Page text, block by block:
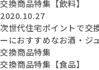
交換商品特集【飲料】
2020.10.27
次世代住宅ポイントで交
ーにおすすめなお酒・ジ
交換商品特集
交換商品特集【食品】